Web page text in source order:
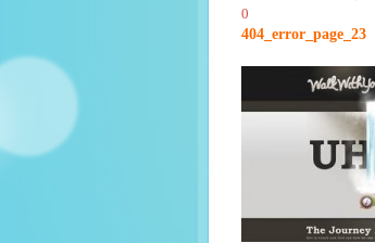
0
404_error_page_23